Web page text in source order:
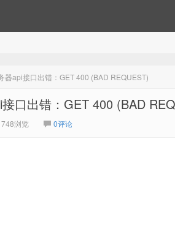
器api接口出错：GET 400 (BAD REQUEST)
口出错：GET 400 (BAD
浏览 0评论